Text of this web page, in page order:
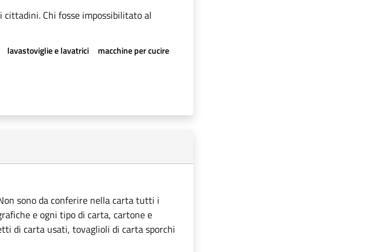
Chi fosse impossibilitato al
lavastoviglie e lavatrici
macchine per cucire
sono da conferire nella carta tutti i
e ogni tipo di carta, cartone e
di carta usati, tovaglioli di carta sporchi